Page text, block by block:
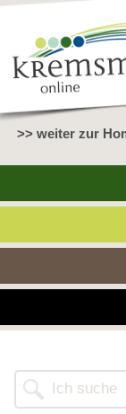
>> weiter zur